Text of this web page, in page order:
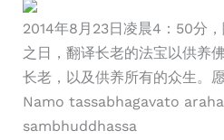
​2014年8月23日凌晨4：50分
之日，翻译长老的法宝以供养
长老，以及供养所有的众生。
Namo tassabhagavato
sambhuddhassa